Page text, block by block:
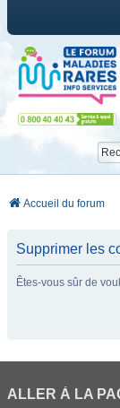
Accueil du forum
Supprimer les
Êtes-vous sûr de
ALLER À LA